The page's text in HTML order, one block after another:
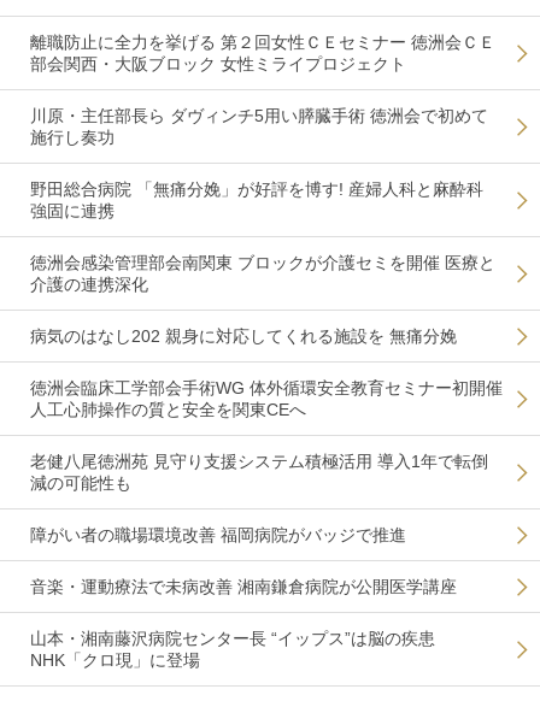
離職防止に全力を挙げる 第２回女性ＣＥセミナー 徳洲会ＣＥ
部会関西・大阪ブロック 女性ミライプロジェクト
川原・主任部長ら ダヴィンチ5用い膵臓手術 徳洲会で初めて
施行し奏功
野田総合病院 「無痛分娩」が好評を博す! 産婦人科と麻酔科
強固に連携
徳洲会感染管理部会南関東 ブロックが介護セミを開催 医療と
介護の連携深化
病気のはなし202 親身に対応してくれる施設を 無痛分娩
徳洲会臨床工学部会手術WG 体外循環安全教育セミナー初開催
人工心肺操作の質と安全を関東CEへ
老健八尾徳洲苑 見守り支援システム積極活用 導入1年で転倒
減の可能性も
障がい者の職場環境改善 福岡病院がバッジで推進
音楽・運動療法で未病改善 湘南鎌倉病院が公開医学講座
山本・湘南藤沢病院センター長 “イップス”は脳の疾患
NHK「クロ現」に登場